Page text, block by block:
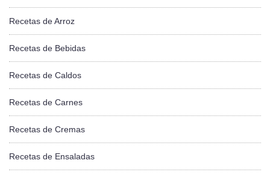
Recetas de Arroz
Recetas de Bebidas
Recetas de Caldos
Recetas de Carnes
Recetas de Cremas
Recetas de Ensaladas